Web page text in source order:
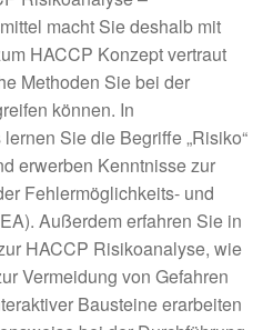
macht Sie deshalb mit
HACCP Konzept vertraut
Methoden Sie bei der
können. In
Sie die Begriffe „Risiko“
erwerben Kenntnisse zur
Fehlermöglichkeits- und
Außerdem erfahren Sie in
HACCP Risikoanalyse, wie
Vermeidung von Gefahren
Bausteine erarbeiten